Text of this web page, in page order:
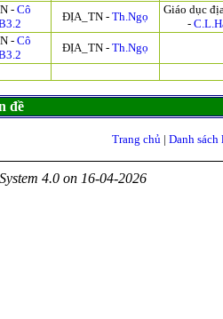
-Cô
ĐỊA_TN - Th.Ngọ
Giáo dục
-
-Cô
ĐỊA_TN - Th.Ngọ
đề
Trang chủ| Danh sách
4.0 on 16-04-2026